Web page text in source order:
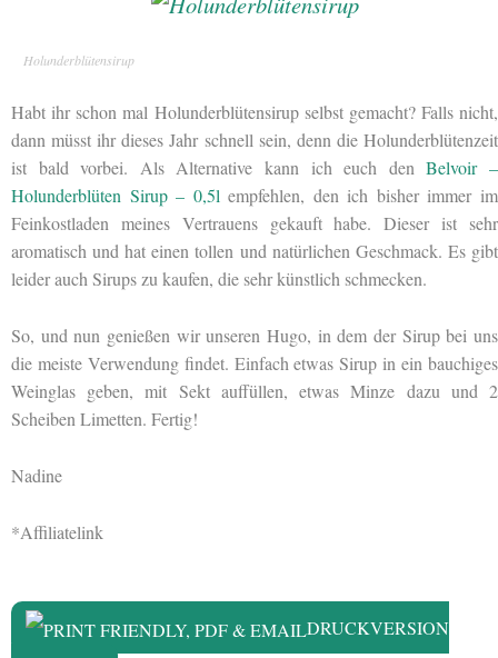
Holunderblütensirup
Habt ihr schon mal Holunderblütensirup selbst gemacht? Falls nicht,
dann müsst ihr dieses Jahr schnell sein, denn die Holunderblütenzeit
ist bald vorbei. Als Alternative kann ich euch denBelvoir –
Holunderblüten Sirup – 0,5lempfehlen, den ich bisher immer im
Feinkostladen meines Vertrauens gekauft habe. Dieser ist sehr
aromatisch und hat einen tollen und natürlichen Geschmack. Es gibt
leider auch Sirups zu kaufen, die sehr künstlich schmecken.
So, und nun genießen wir unseren Hugo, in dem der Sirup bei uns
die meiste Verwendung findet. Einfach etwas Sirup in ein bauchiges
Weinglas geben, mit Sekt auffüllen, etwas Minze dazu und 2
Scheiben Limetten. Fertig!
Nadine
*Affiliatelink
DRUCKVERSION